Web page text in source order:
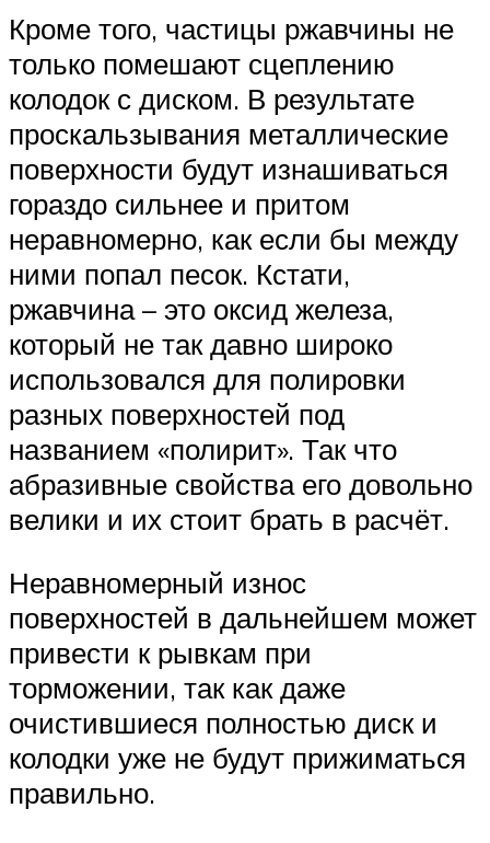
Кроме того, частицы ржавчины не
только помешают сцеплению
колодок с диском. В результате
проскальзывания металлические
поверхности будут изнашиваться
гораздо сильнее и притом
неравномерно, как если бы между
ними попал песок. Кстати,
ржавчина – это оксид железа,
который не так давно широко
использовался для полировки
разных поверхностей под
названием «полирит». Так что
абразивные свойства его довольно
велики и их стоит брать в расчёт.
Неравномерный износ
поверхностей в дальнейшем может
привести к рывкам при
торможении, так как даже
очистившиеся полностью диск и
колодки уже не будут прижиматься
правильно.